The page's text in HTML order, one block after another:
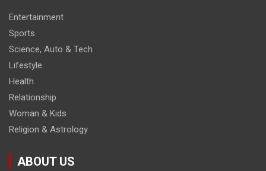
Entertainment
Sports
Science, Auto & Tech
Lifestyle
Health
Relationship
Woman & Kids
Religion & Astrology
ABOUT US